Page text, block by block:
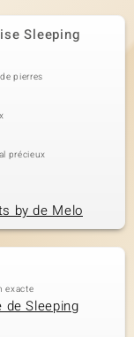
Sleeping
pierres
précieux
by de Melo
exacte
de Sleeping